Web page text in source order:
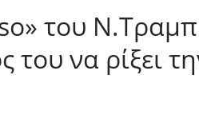
του
του να ρίξει